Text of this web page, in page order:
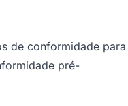
de conformidade para
pré-